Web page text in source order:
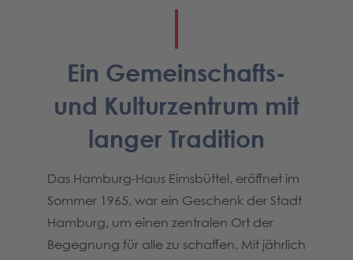
Ein Gemeinschafts-
und Kulturzentrum mit
langer Tradition
Das Hamburg-Haus Eimsbüttel, eröffnet im
Sommer 1965, war ein Geschenk der Stadt
Hamburg, um einen zentralen Ort der
Begegnung für alle zu schaffen. Mit jährlich